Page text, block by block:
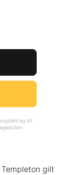
ist
gilt